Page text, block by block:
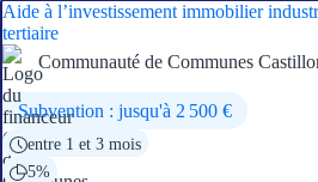
Aide à l’investissement immobilier
tertiaire
Communauté de Communes
Subvention : jusqu'à 2 500 €
entre 1 et 3 mois
5%